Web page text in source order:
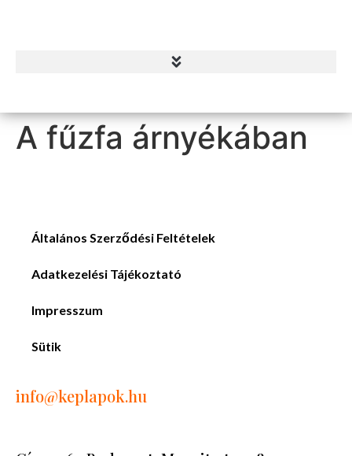
A fűzfa árnyékában
Általános Szerződési Feltételek
Adatkezelési Tájékoztató
Impresszum
Sütik
info@keplapok.hu